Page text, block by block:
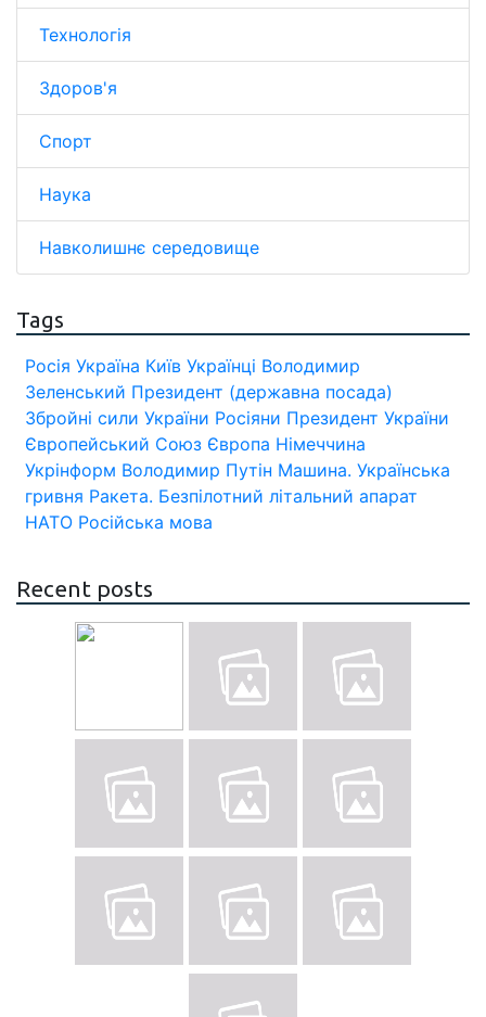
Технологія
Здоров'я
Спорт
Наука
Навколишнє середовище
Tags
Росія Україна Київ Українці Володимир
Зеленський Президент (державна посада)
Збройні сили України Росіяни Президент України
Європейський Союз Європа Німеччина
Укрінформ Володимир Путін Машина. Українська
гривня Ракета. Безпілотний літальний апарат
НАТО Російська мова
Recent posts